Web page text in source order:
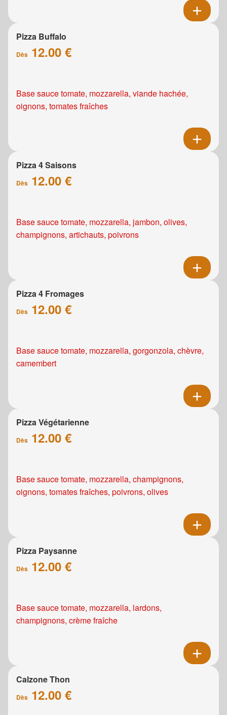
Pizza Buffalo
Dès 12.00 €
Base sauce tomate, mozzarella, viande hachée,
oignons, tomates fraîches
Pizza 4 Saisons
Dès 12.00 €
Base sauce tomate, mozzarella, jambon, olives,
champignons, artichauts, poivrons
Pizza 4 Fromages
Dès 12.00 €
Base sauce tomate, mozzarella, gorgonzola, chèvre,
camembert
Pizza Végétarienne
Dès 12.00 €
Base sauce tomate, mozzarella, champignons,
oignons, tomates fraîches, poivrons, olives
Pizza Paysanne
Dès 12.00 €
Base sauce tomate, mozzarella, lardons,
champignons, crème fraîche
Calzone Thon
Dès 12.00 €